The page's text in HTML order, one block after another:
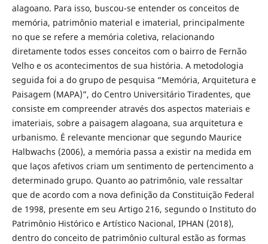
alagoano. Para isso, buscou-se entender os conceitos de
memória, patrimônio material e imaterial, principalmente
no que se refere a memória coletiva, relacionando
diretamente todos esses conceitos com o bairro de Fernão
Velho e os acontecimentos de sua história. A metodologia
seguida foi a do grupo de pesquisa “Memória, Arquitetura e
Paisagem (MAPA)”, do Centro Universitário Tiradentes, que
consiste em compreender através dos aspectos materiais e
imateriais, sobre a paisagem alagoana, sua arquitetura e
urbanismo. É relevante mencionar que segundo Maurice
Halbwachs (2006), a memória passa a existir na medida em
que laços afetivos criam um sentimento de pertencimento a
determinado grupo. Quanto ao patrimônio, vale ressaltar
que de acordo com a nova definição da Constituição Federal
de 1998, presente em seu Artigo 216, segundo o Instituto do
Patrimônio Histórico e Artístico Nacional, IPHAN (2018),
dentro do conceito de patrimônio cultural estão as formas